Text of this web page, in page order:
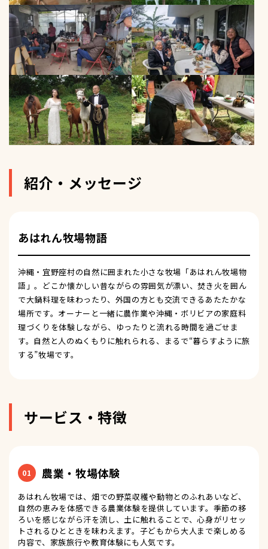
紹介・メッセージ
あはれん牧場物語
沖縄・宜野座村の自然に囲まれた小さな牧場「あはれん牧場物
語」。どこか懐かしい昔ながらの雰囲気が漂い、焚き火を囲ん
で大鍋料理を味わったり、外国の方とも交流できるあたたかな
場所です。オーナーと一緒に農作業や沖縄・ボリビアの家庭料
理づくりを体験しながら、ゆったりと流れる時間を過ごせま
す。自然と人のぬくもりに触れられる、まるで“暮らすように旅
する”牧場です。
サービス・特徴
01 農業・牧場体験
あはれん牧場では、畑での野菜収穫や動物とのふれあいなど、
自然の恵みを体感できる農業体験を提供しています。季節の移
ろいを感じながら汗を流し、土に触れることで、心身がリセッ
トされるひとときを味わえます。子どもから大人まで楽しめる
内容で、家族旅行や教育体験にも人気です。